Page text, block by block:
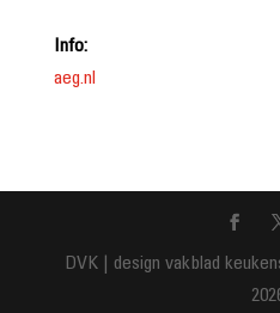
Info:
aeg.nl
DVK | design vakblad